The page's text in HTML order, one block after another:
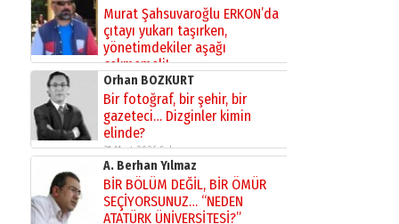
Murat Şahsuvaroğlu ERKON’da
çıtayı yukarı taşırken,
yönetimdekiler aşağı
çekmemeli!
17 Şubat 2026 SalıOrhan BOZKURT
Bir fotoğraf, bir şehir, bir
gazeteci… Dizginler kimin
elinde?
31 Mart 2026 Salı
A. Berhan Yılmaz
BİR BÖLÜM DEĞİL, BİR ÖMÜR
SEÇİYORSUNUZ… “NEDEN
ATATÜRK ÜNİVERSİTESİ?”